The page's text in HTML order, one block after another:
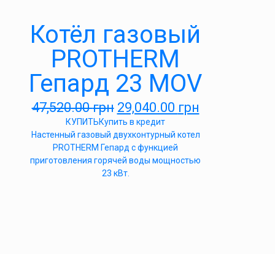
Котёл газовый
PROTHERM
Гепард 23 MOV
47,520.00грн 29,040.00 грн
КУПИТЬКупить в кредит
Настенный газовый двухконтурный котел
PROTHERM Гепард с функцией
приготовления горячей воды мощностью
23 кВт.